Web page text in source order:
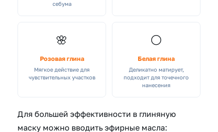
себума
🌸
Розовая глина
Мягкое действие для
чувствительных участков
⚪
Белая глина
Деликатно матирует,
подходит для точечного
нанесения
Для большей эффективности в глиняную
маску можно вводить эфирные масла: